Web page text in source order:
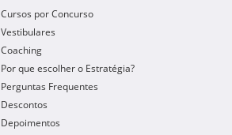
Cursos por Concurso
Vestibulares
Coaching
Por que escolher o Estratégia?
Perguntas Frequentes
Descontos
Depoimentos